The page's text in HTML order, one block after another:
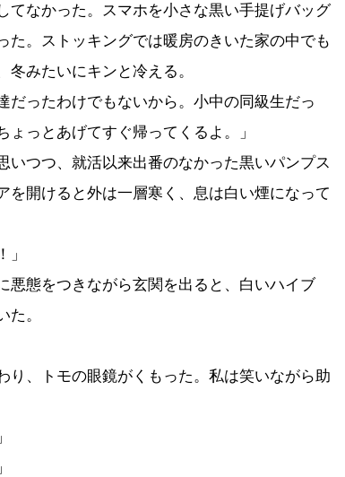
てなかった。スマホを小さな黒い手提げバッグ
た。ストッキングでは暖房のきいた家の中でも
みたいにキンと冷える。
だったわけでもないから。小中の同級生だっ
っとあげてすぐ帰ってくるよ。」
いつつ、就活以来出番のなかった黒いパンプス
を開けると外は一層寒く、息は白い煙になって
」
悪態をつきながら玄関を出ると、白いハイブ
た。
り、トモの眼鏡がくもった。私は笑いながら助